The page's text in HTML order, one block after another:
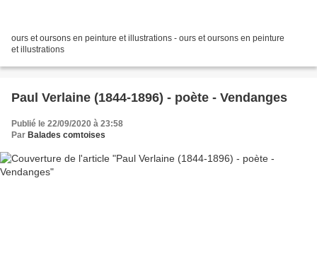
ours et oursons en peinture et illustrations - ours et oursons en peinture
et illustrations
Paul Verlaine (1844-1896) - poète - Vendanges
Publié le 22/09/2020 à 23:58
Par Balades comtoises